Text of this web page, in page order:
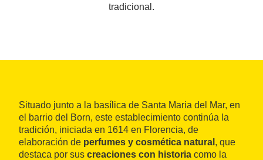
tradicional.
Situado junto a la basílica de Santa Maria del Mar, en
el barrio del Born, este establecimiento continúa la
tradición, iniciada en 1614 en Florencia, de
elaboración de perfumes y cosmética natural , que
destaca por sus creaciones con historia como la